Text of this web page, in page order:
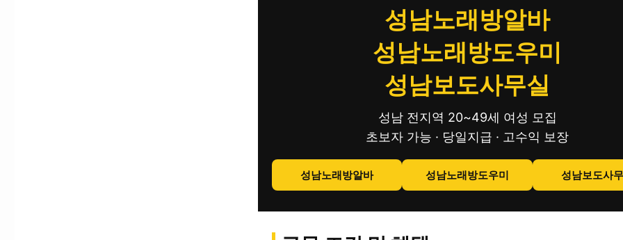
성남노래방알바
성남노래방도우미
성남보도사무실
성남 전지역 20~49세 여성 모집
초보자 가능 · 당일지급 · 고수익 보장
성남노래방알바 성남노래방도우미 성남보도사